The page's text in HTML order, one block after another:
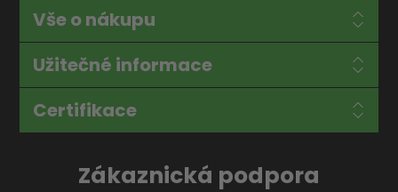
Vše o nákupu
Užitečné informace
Certifikace
Zákaznická podpora